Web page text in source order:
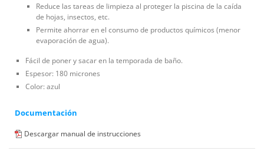
Reduce las tareas de limpieza al proteger la piscina de la caída
de hojas, insectos, etc.
Permite ahorrar en el consumo de productos químicos (menor
evaporación de agua).
Fácil de poner y sacar en la temporada de baño.
Espesor: 180 micrones
Color: azul
Documentación
Descargar manual de instrucciones